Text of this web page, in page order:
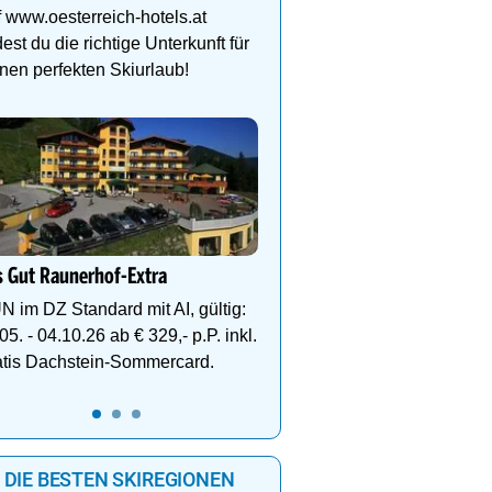
www.oesterreich-hotels.at
du die richtige Unterkunft für
perfekten Skiurlaub!
Gut Raunerhof-Extra
im DZ Standard mit AI, gültig:
- 04.10.26 ab € 329,- p.P. inkl.
Dachstein-Sommercard.
DIE BESTEN SKIREGIONEN